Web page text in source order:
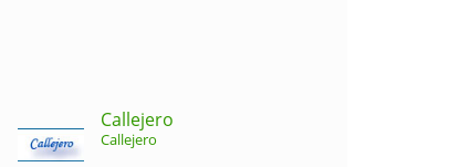
Callejero
Callejero